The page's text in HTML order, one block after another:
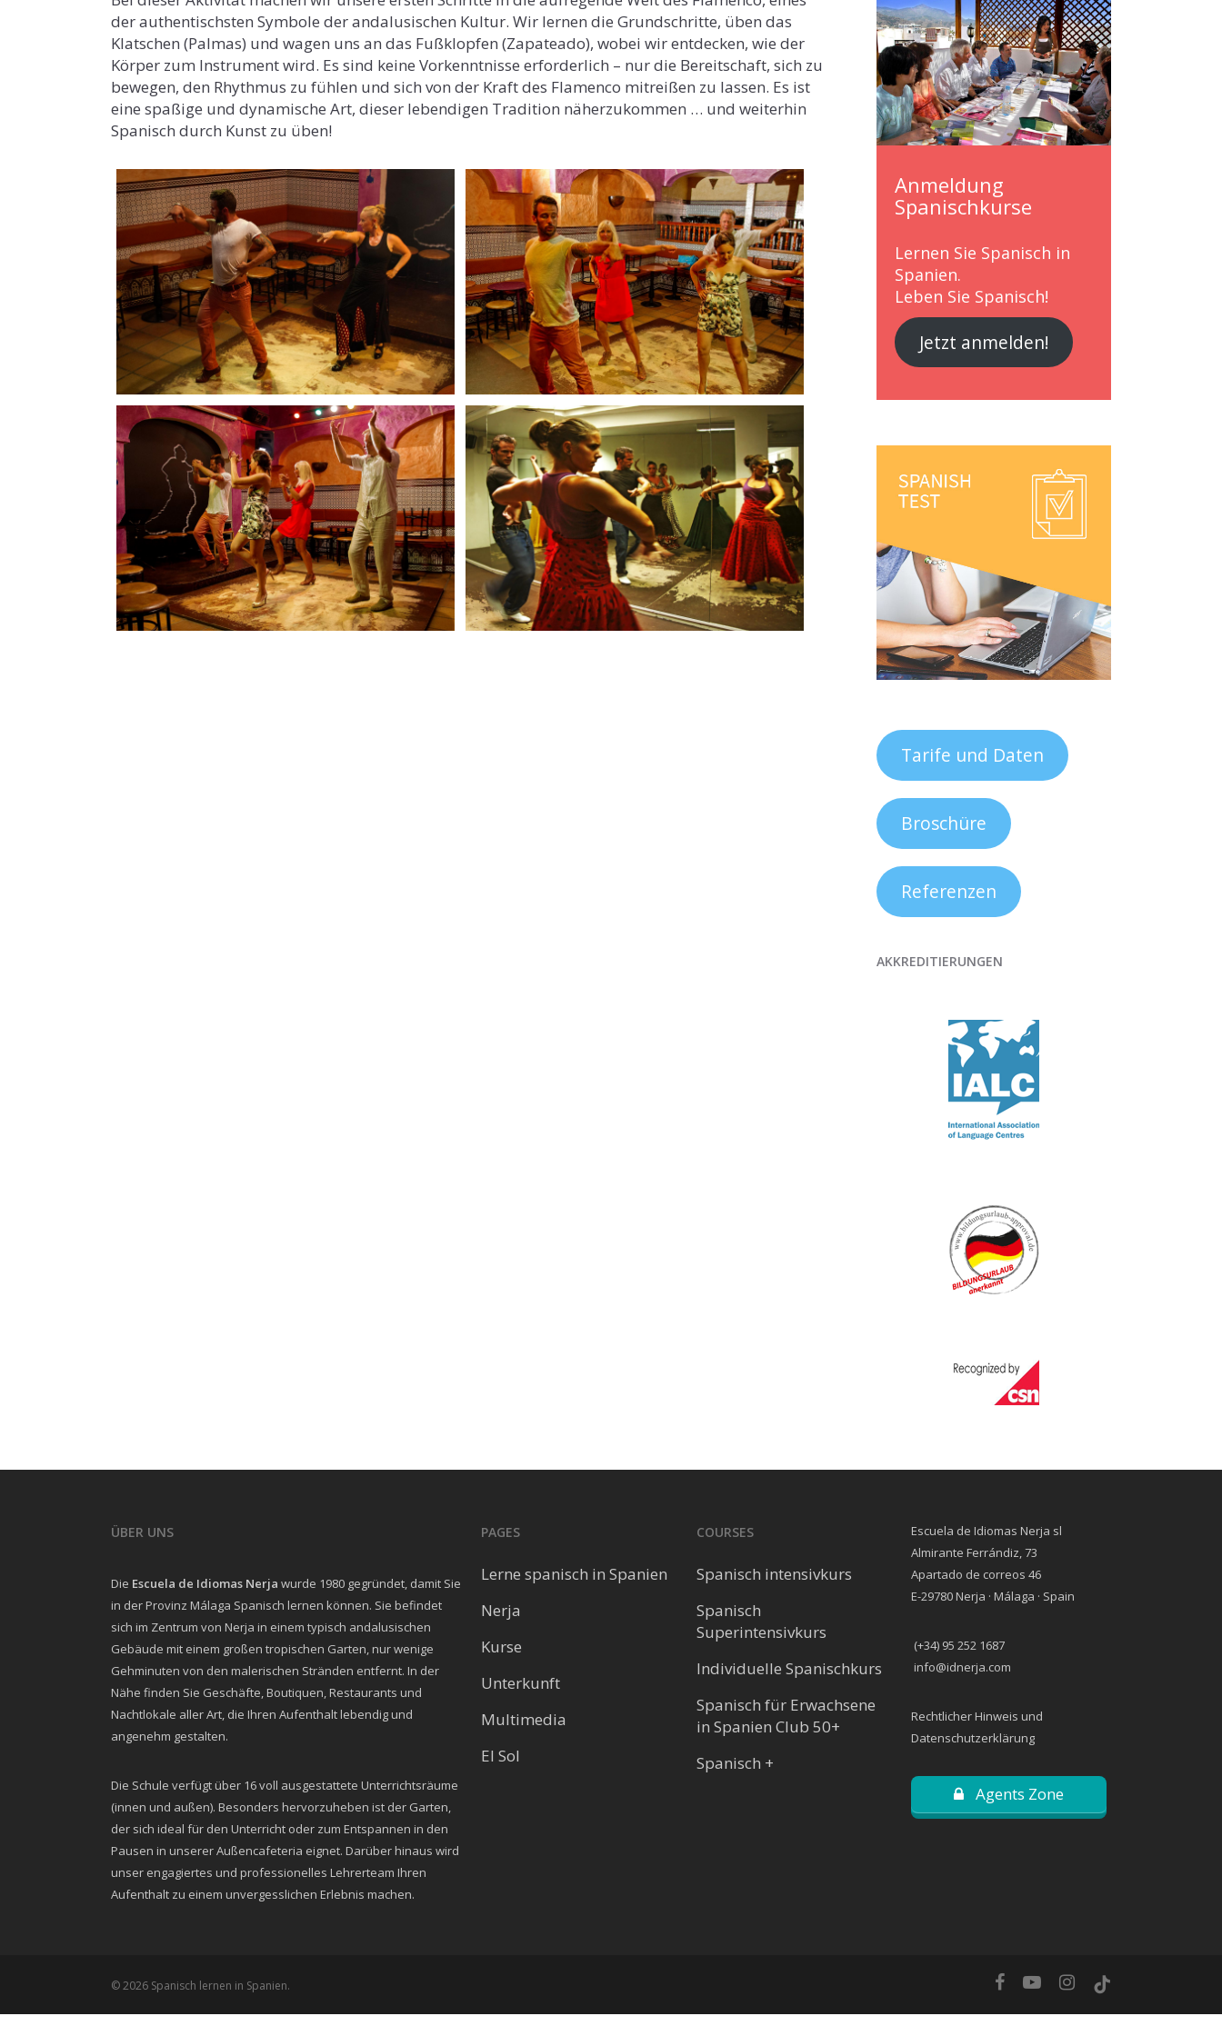
der authentischsten Symbole der andalusischen Kultur. Wir lernen die Grundschritte, üben das
Klatschen (Palmas) und wagen uns an das Fußklopfen (Zapateado), wobei wir entdecken, wie der
Körper zum Instrument wird. Es sind keine Vorkenntnisse erforderlich – nur die Bereitschaft, sich zu
bewegen, den Rhythmus zu fühlen und sich von der Kraft des Flamenco mitreißen zu lassen. Es ist
eine spaßige und dynamische Art, dieser lebendigen Tradition näherzukommen … und weiterhin
Spanisch durch Kunst zu üben!
Anmeldung
Spanischkurse
Lernen Sie Spanisch in
Spanien.
Leben Sie Spanisch!
Jetzt anmelden!
Tarife und Daten
Broschüre
Referenzen
AKKREDITIERUNGEN
ÜBER UNS
Die Escuela de Idiomas Nerja wurde 1980 gegründet, damit Sie
in der Provinz Málaga Spanisch lernen können. Sie befindet
sich im Zentrum von Nerja in einem typisch andalusischen
Gebäude mit einem großen tropischen Garten, nur wenige
Gehminuten von den malerischen Stränden entfernt. In der
Nähe finden Sie Geschäfte, Boutiquen, Restaurants und
Nachtlokale aller Art, die Ihren Aufenthalt lebendig und
angenehm gestalten.
Die Schule verfügt über 16 voll ausgestattete Unterrichtsräume
(innen und außen). Besonders hervorzuheben ist der Garten,
der sich ideal für den Unterricht oder zum Entspannen in den
Pausen in unserer Außencafeteria eignet. Darüber hinaus wird
unser engagiertes und professionelles Lehrerteam Ihren
Aufenthalt zu einem unvergesslichen Erlebnis machen.
PAGES
Lerne spanisch in Spanien
Nerja
Kurse
Unterkunft
Multimedia
El Sol
COURSES
Spanisch intensivkurs
Spanisch
Superintensivkurs
Individuelle Spanischkurs
Spanisch für Erwachsene
in Spanien Club 50+
Spanisch +
Escuela de Idiomas Nerja sl
Almirante Ferrándiz, 73
Apartado de correos 46
E-29780 Nerja · Málaga · Spain
(+34) 95 252 1687
info@idnerja.com
Rechtlicher Hinweis und
Datenschutzerklärung
Agents Zone
© 2026 Spanisch lernen in Spanien. facebookyoutubeinstagram
tiktok